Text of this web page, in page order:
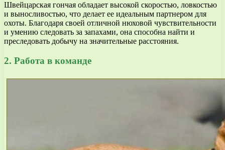
Швейцарская гончая обладает высокой скоростью, ловкостью
и выносливостью, что делает ее идеальным партнером для
охоты. Благодаря своей отличной нюховой чувствительности
и умению следовать за запахами, она способна найти и
преследовать добычу на значительные расстояния.
2. Работа в команде